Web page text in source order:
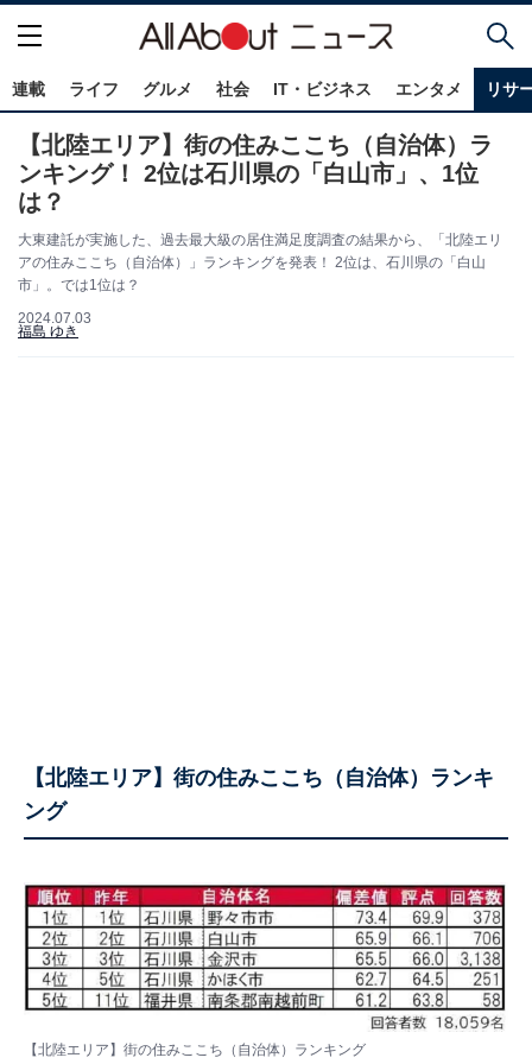
連載 ライフ グルメ 社会 IT・ビジネス エンタメ リサ
【北陸エリア】街の住みここち（自治体）ラ
ンキング！ 2位は石川県の「白山市」、1位
は？
大東建託が実施した、過去最大級の居住満足度調査の結果から、「北陸エリ
アの住みここち（自治体）」ランキングを発表！ 2位は、石川県の「白山
市」。では1位は？
2024.07.03
福島 ゆき
【北陸エリア】街の住みここち（自治体）ランキ
ング
【北陸エリア】街の住みここち（自治体）ランキング